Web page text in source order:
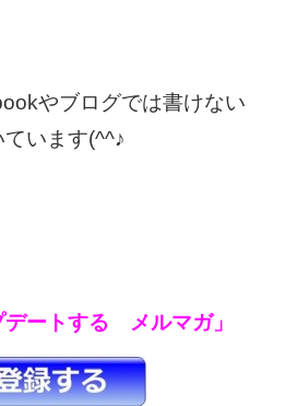
やブログでは書けない
います(^^♪
デートする メルマガ」